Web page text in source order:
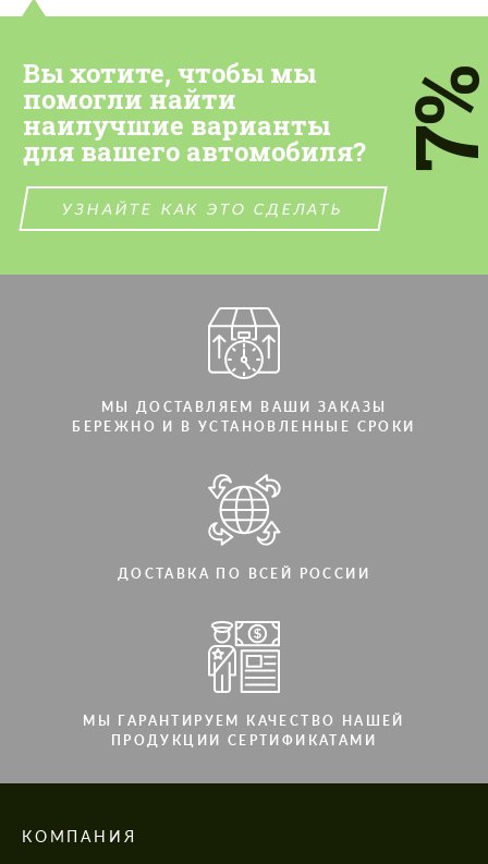
Вы хотите, чтобы мы
помогли найти
наилучшие варианты
для вашего автомобиля?
УЗНАЙТЕ КАК ЭТО СДЕЛАТЬ
МЫ ДОСТАВЛЯЕМ ВАШИ ЗАКАЗЫ
БЕРЕЖНО И В УСТАНОВЛЕННЫЕ СРОКИ
ДОСТАВКА ПО ВСЕЙ РОССИИ
МЫ ГАРАНТИРУЕМ КАЧЕСТВО НАШЕЙ
ПРОДУКЦИИ СЕРТИФИКАТАМИ
КОМПАНИЯ
Cогласиться на обработку
СВЯЖИТЕСЬ СО МНОЙ
Мы говорим на вашем языке
СВЯЖИТЕСЬ СО МНОЙ
Мы говорим на вашем языке